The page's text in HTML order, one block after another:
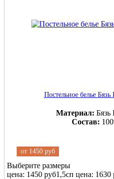
Постельное белье
Материал: Бязь
Состав:
от 1450 руб
Выберите размеры
цена: 1450 руб1,5сп цена: 1630